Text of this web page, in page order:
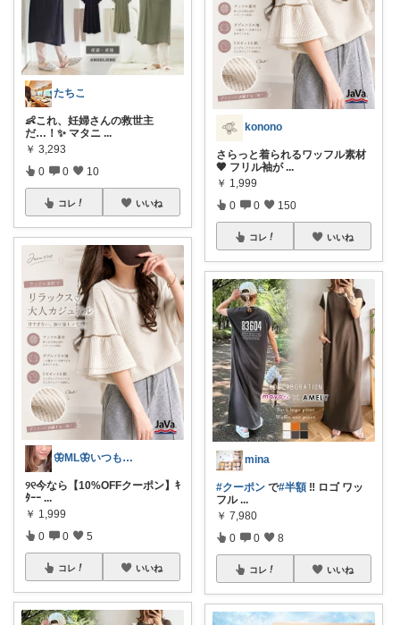
たちこ
👶これ、妊婦さんの救世主
だ…！✨ マタニ ...
￥ 3,293
0 0 10
コレ いいね
🦋ML🦋いつもありがとう💓
୨୧今なら【10%OFFクーポン】ｷ
ﾀｰｰ ...
￥ 1,999
0 0 5
コレ いいね
konono
さらっと着られるワッフル素材
🤎 フリル袖が ...
￥ 1,999
0 0 150
コレ いいね
mina
#クーポン で#半額 ‼️ ロゴ ワッ
フル ...
￥ 7,980
0 0 8
コレ いいね